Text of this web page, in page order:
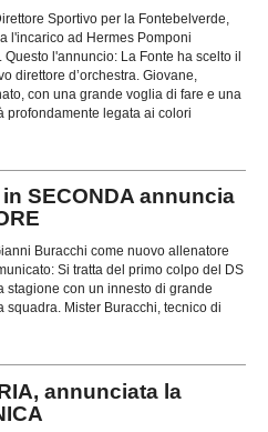
Sportivo per la Fontebelverde,
l'incarico ad Hermes Pomponi
Questo l'annuncio: La Fonte ha scelto il
direttore d’orchestra. Giovane,
con una grande voglia di fare e una
profondamente legata ai colori
SECONDA annuncia
Buracchi come nuovo allenatore
Si tratta del primo colpo del DS
stagione con un innesto di grande
Mister Buracchi, tecnico di
annunciata la